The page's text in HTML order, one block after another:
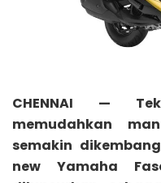
CHENNAI —
memudahkan
semakin
new Yamaha